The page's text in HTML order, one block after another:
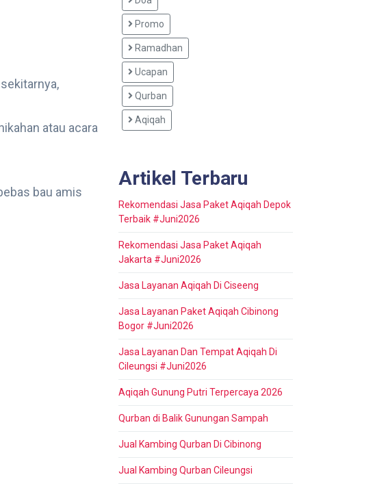
atau acara
bau amis
Promo
Ramadhan
Ucapan
Qurban
Aqiqah
Artikel Terbaru
Rekomendasi Jasa Paket Aqiqah Depok
Terbaik #Juni2026
Rekomendasi Jasa Paket Aqiqah
Jakarta #Juni2026
Jasa Layanan Aqiqah Di Ciseeng
Jasa Layanan Paket Aqiqah Cibinong
Bogor #Juni2026
Jasa Layanan Dan Tempat Aqiqah Di
Cileungsi #Juni2026
Aqiqah Gunung Putri Terpercaya 2026
Qurban di Balik Gunungan Sampah
Jual Kambing Qurban Di Cibinong
Jual Kambing Qurban Cileungsi